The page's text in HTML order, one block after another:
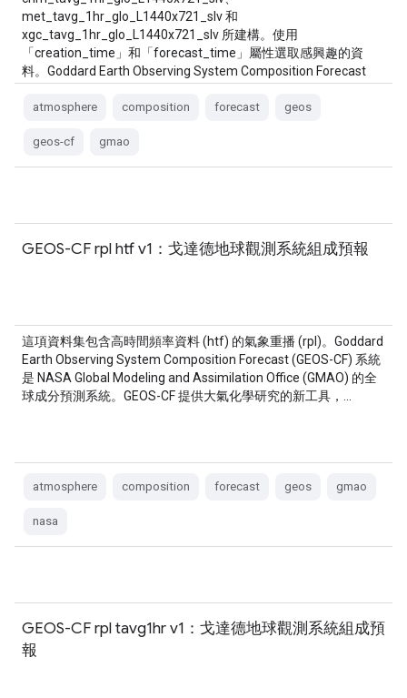
met_tavg_1hr_glo_L1440x721_slv 和
xgc_tavg_1hr_glo_L1440x721_slv 所建構。使用
「creation_time」和「forecast_time」屬性選取感興趣的資
料。Goddard Earth Observing System Composition Forecast
atmosphere composition forecast geos
geos-cf gmao
GEOS-CF rpl htf v1：戈達德地球觀測系統組成預報
這項資料集包含高時間頻率資料 (htf) 的氣象重播 (rpl)。Goddard
Earth Observing System Composition Forecast (GEOS-CF) 系統
是 NASA Global Modeling and Assimilation Office (GMAO) 的全
球成分預測系統。GEOS-CF 提供大氣化學研究的新工具，…
atmosphere composition forecast geos gmao
nasa
GEOS-CF rpl tavg1hr v1：戈達德地球觀測系統組成預
報